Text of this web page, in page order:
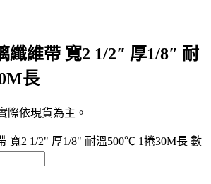
纖維帶 寬2 1/2″ 厚1/8″ 耐
長
際依現貨為主。
寬2 1/2" 厚1/8" 耐溫500℃ 1捲30M長 數